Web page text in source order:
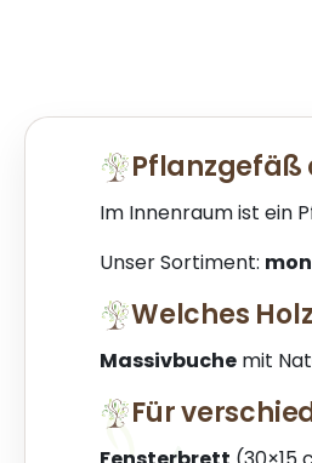
Pflanzgefäß
Im Innenraum ist ein
Unser Sortiment:
Welches
Massivbuche mit
Für